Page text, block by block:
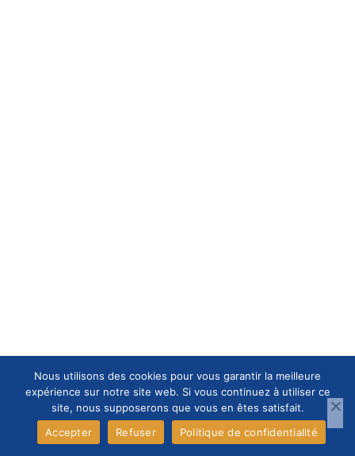
Nous utilisons des cookies pour vous garantir la meilleure
expérience sur notre site web. Si vous continuez à utiliser ce
site, nous supposerons que vous en êtes satisfait.
Accepter
Refuser Politique de confidentialité